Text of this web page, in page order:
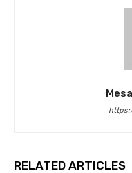
RELATED ARTICLES